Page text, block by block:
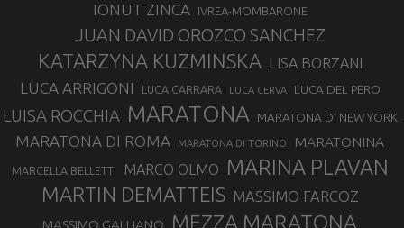
IONUT ZINCA IVREA-MOMBARONE
JUAN DAVID OROZCO SANCHEZ
KATARZYNA KUZMINSKA LISA BORZANI
LUCA ARRIGONI LUCA CARRARA LUCA CERVA LUCA DEL PERO
LUISA ROCCHIA MARATONA MARATONA DI NEW YORK
MARATONA DI ROMA MARATONA DI TORINO MARATONINA
MARCELLA BELLETTI MARCO OLMO MARINA PLAVAN
MARTIN DEMATTEIS MASSIMO FARCOZ
MASSIMO GALLIANO MEZZA MARATONA